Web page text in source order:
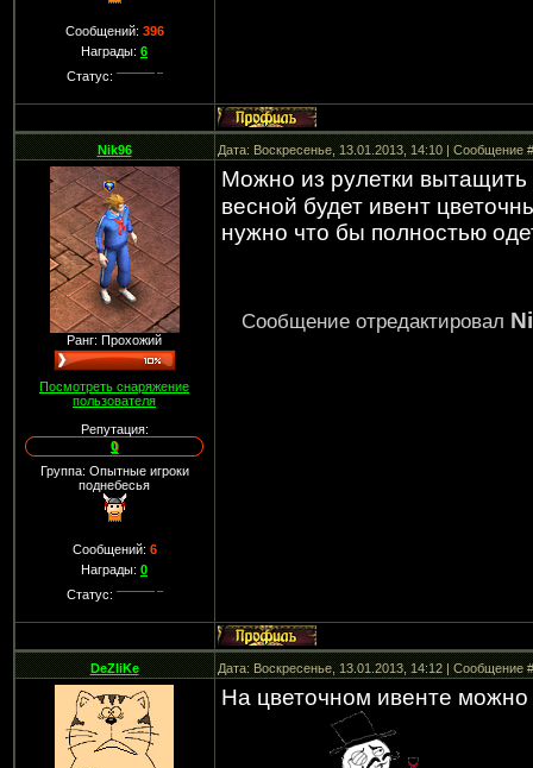
Сообщений: 396
Награды: 6
Статус:
Nik96 Дата: Воскресенье, 13.01.2013, 14:10 | Сообщение
Ранг: Прохожий
Посмотреть снаряжение
пользователя
Репутация:
0
Группа: Опытные игроки
поднебесья
Сообщений: 6
Награды: 0
Статус:
Можно из рулетки вытащить
весной будет ивент
нужно что бы полностью
Сообщение отредактировал
DeZliKe Дата: Воскресенье, 13.01.2013, 14:12 | Сообщение
На цветочном ивенте